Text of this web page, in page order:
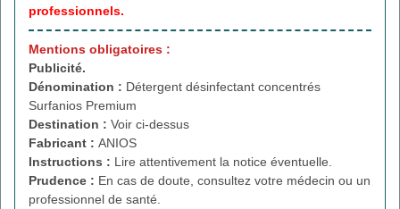
professionnels.
Mentions obligatoires :
Publicité.
Dénomination : Détergent désinfectant concentrés
Surfanios Premium
Destination : Voir ci-dessus
Fabricant : ANIOS
Instructions : Lire attentivement la notice éventuelle.
Prudence : En cas de doute, consultez votre médecin ou un
professionnel de santé.